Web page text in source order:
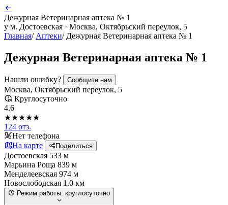
Дежурная Ветеринарная аптека № 1
у м. Достоевская · Москва, Октябрьский переулок, 5
Главная/ Аптеки/ Дежурная Ветеринарная аптека № 1
Дежурная Ветеринарная аптека № 1
Нашли ошибку? Сообщите нам
Москва, Октябрьский переулок, 5
Круглосуточно
4.6
★★★★★
124 отз.
Нет телефона
На карте
Поделиться
Достоевская 533 м
Марьина Роща 839 м
Менделеевская 974 м
Новослободская 1.0 км
Режим работы: круглосуточно